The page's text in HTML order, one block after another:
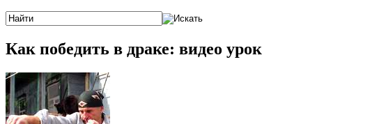
Как победить в драке: видео урок